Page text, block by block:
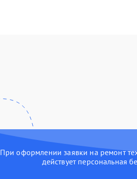
При оформлении заявки на ремонт
действует персональная